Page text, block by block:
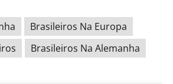
Brasileiros Na Europa
Brasileiros Na Alemanha